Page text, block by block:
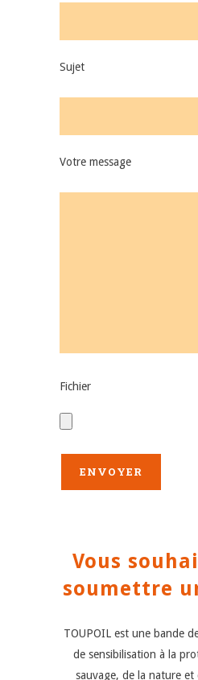
Sujet
Votre message
Fichier
Vous
soumettre
TOUPOIL est une bande
de sensibilisation à la
sauvage, de la nature et